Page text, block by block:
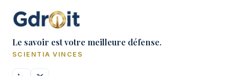
Le savoir est votre meilleure défense.
SCIENTIA VINCES